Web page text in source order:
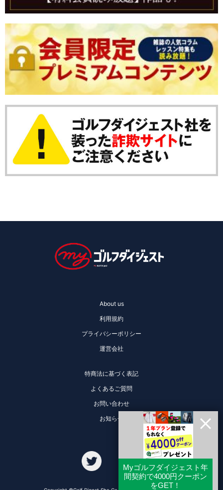
About us
利用規約
プライバシーポリシー
運営会社
特商法に基づく表記
よくあるご質問
お問い合わせ
お知らせ